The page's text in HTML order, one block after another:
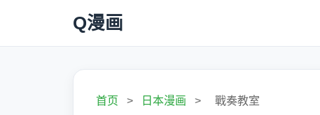
Q漫画
首页 > 日本漫画 > 戰奏教室